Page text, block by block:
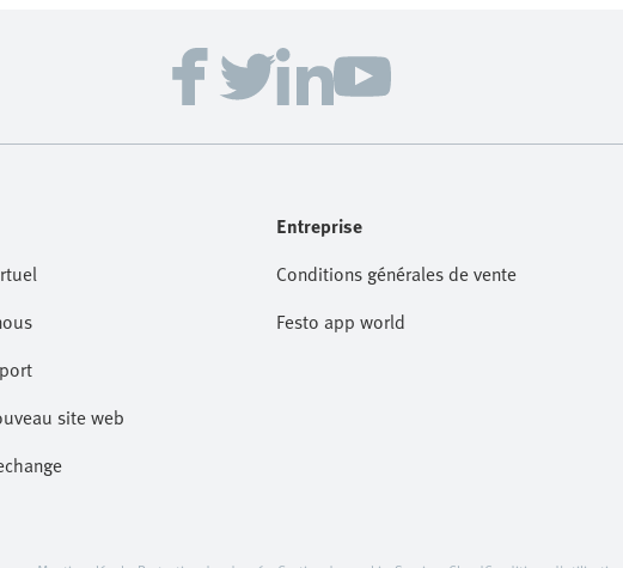
site web
Entreprise
Conditions générales de vente
Festo app world